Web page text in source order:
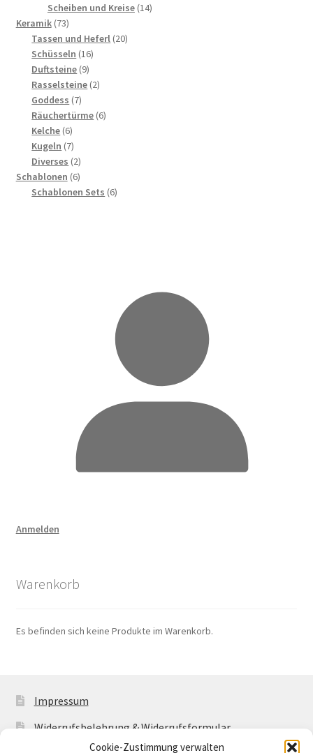
Cookie-Zustimmung verwalten
Produkte
Scheiben und Kreise 1414
Keramik 7373
Produkte
Tassen und Heferl 2020
Schüsseln 1616
Duftsteine 99
Produkte
Rasselsteine 22
Goddess 77
Produkte
Räuchertürme 66
Kelche 66
Produkte
Kugeln 77
Produkte
Diverses 22
Produkte
Schablonen 66
Produkte
Schablonen Sets 66
Anmelden
Warenkorb
Es befinden sich keine Produkte im Warenkorb.
Impressum
Widerrufsbelehrung & Widerrufsformular